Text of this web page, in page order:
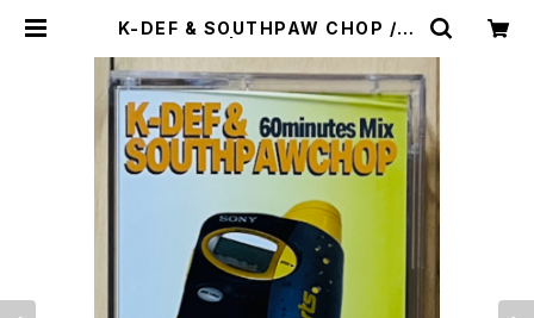
K-DEF & SOUTHPAW CHOP / S